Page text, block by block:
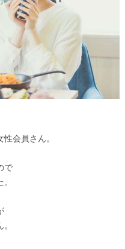
会員さん。
で